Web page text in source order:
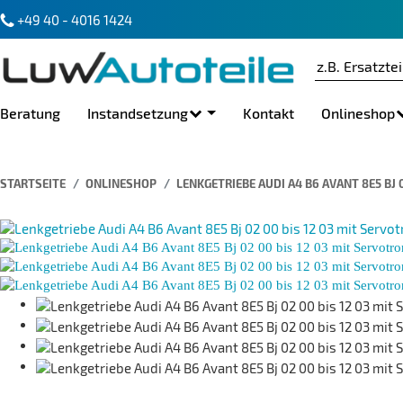
+49 40 - 4016 1424
Beratung Instandsetzung Kontakt Onlineshop
STARTSEITE ONLINESHOP LENKGETRIEBE AUDI A4 B6 AVANT 8E5